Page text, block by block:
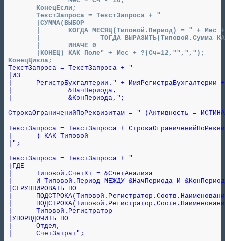
КонецЦикла;
ТекстЗапроса = ТекстЗапроса + "
|ИЗ
СтрокаОграниченийПоРеквизитам = " (Активность =
ТекстЗапроса = ТекстЗапроса +
|";
ТекстЗапроса = ТекстЗапроса + "
|ГДЕ
|СГРУППИРОВАТЬ ПО
|УПОРЯДОЧИТЬ ПО